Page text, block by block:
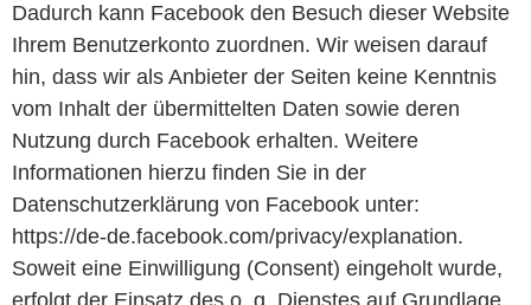
Dadurch kann Facebook den Besuch dieser Website
Ihrem Benutzerkonto zuordnen. Wir weisen darauf
hin, dass wir als Anbieter der Seiten keine Kenntnis
vom Inhalt der übermittelten Daten sowie deren
Nutzung durch Facebook erhalten. Weitere
Informationen hierzu finden Sie in der
Datenschutzerklärung von Facebook unter:
https://de-de.facebook.com/privacy/explanation.
Soweit eine Einwilligung (Consent) eingeholt wurde,
erfolgt der Einsatz des o. g. Dienstes auf Grundlage